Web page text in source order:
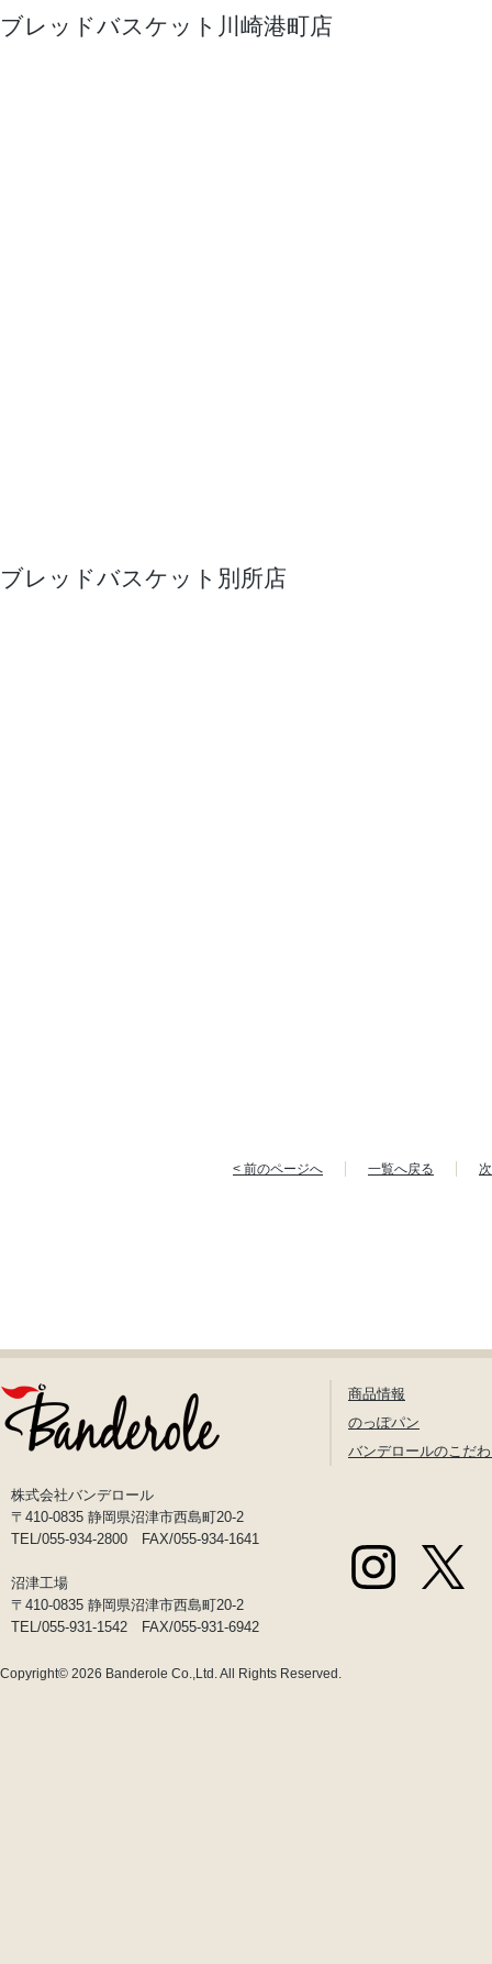
ブレッドバスケット川崎港町店
ブレッドバスケット別所店
< 前のページへ 一覧へ戻る
株式会社バンデロール
〒410-0835 静岡県沼津市西島町20-2
TEL/055-934-2800 FAX/055-934-1641
沼津工場
〒410-0835 静岡県沼津市西島町20-2
TEL/055-931-1542 FAX/055-931-6942
商品情報
のっぽパン
バンデロールのこだ
Copyright© 2026 Banderole Co.,Ltd.All Rights Reserved.